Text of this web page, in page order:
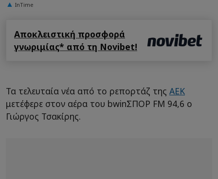
InTime
Αποκλειστική προσφορά
γνωριμίας* από τη Novibet!
Τα τελευταία νέα από το ρεπορτάζ της ΑΕΚ
μετέφερε στον αέρα του bwinΣΠΟΡ FM 94,6 ο
Γιώργος Τσακίρης.